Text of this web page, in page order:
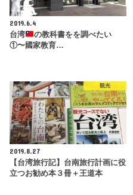
2019.6.4
台湾
の教科書をを調べたい
①〜國家教育…
観光
2019.8.27
【台湾旅行記】台南旅行計画に役
立つお勧め本３冊＋王道本